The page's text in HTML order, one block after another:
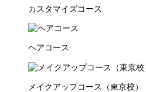
カスタマイズコース
ヘアコース
メイクアップコース（東京校）